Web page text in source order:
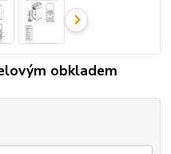
obkladem